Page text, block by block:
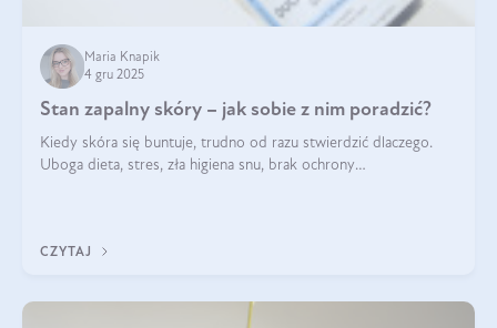
Maria Knapik
4 gru 2025
Stan zapalny skóry – jak sobie z nim poradzić?
Kiedy skóra się buntuje, trudno od razu stwierdzić dlaczego.
Uboga dieta, stres, zła higiena snu, brak ochrony
CZYTAJ